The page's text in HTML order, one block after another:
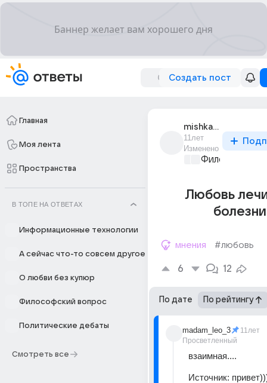
Создать пост
Главная
Моя лента
Пространства
В ТОПЕ НА ОТВЕТАХ
Информационные технологии
А сейчас что-то совсем другое
О любви без купюр
Философский вопрос
Политические дебаты
Смотреть все
mishka_paddington
11лет
Изменено
Философский
Любовь
мнения #любовь
6 12
По дате По рейтингу
madam_leo_3
Просветленный
11лет
взаимная....
Источник: